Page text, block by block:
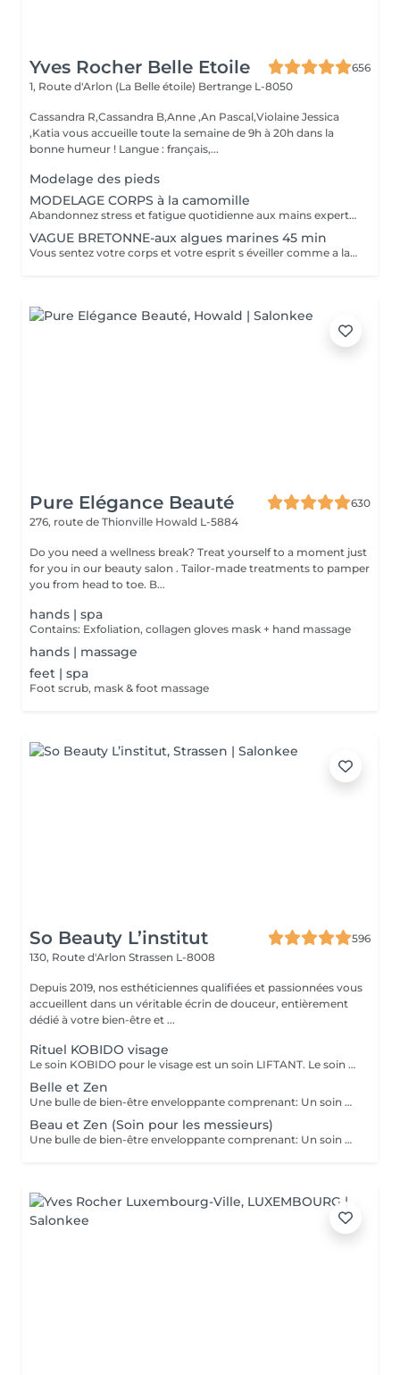
Yves Rocher Belle Etoile
656
1, Route d'Arlon (La Belle étoile) Bertrange L-8050
Cassandra R,Cassandra B,Anne ,An Pascal,Violaine Jessica
,Katia vous accueille toute la semaine de 9h à 20h dans la
bonne humeur ! Langue : français,...
Modelage des pieds
MODELAGE CORPS à la camomille
Abandonnez stress et fatigue quotidienne aux mains expertes de notre estheticienne. Sa gestuelle manuelle libere instantanement chacun de vos points de tension depuis les pieds jusqu à la nuque Le doux parfum fleuri de la camomille enveloppe votre corps et apaise vos sens et votre esprit. lacher prise dans un incroyable moment de detente . Vous etes apaisée et detendue.
VAGUE BRETONNE-aux algues marines 45 min
Vous sentez votre corps et votre esprit s éveiller comme a la suite d un bain dans l OCEAN. Vous vous tonicité et leur confort. sentez légère et revitalisée. Vos jambes retrouvent leur tonicité et leur confort
Pure Elégance Beauté
630
276, route de Thionville Howald L-5884
Do you need a wellness break? Treat yourself to a moment just
for you in our beauty salon . Tailor-made treatments to pamper
you from head to toe. B...
hands | spa
Contains: Exfoliation, collagen gloves mask + hand massage
hands | massage
feet | spa
Foot scrub, mask & foot massage
So Beauty L’institut
596
130, Route d'Arlon Strassen L-8008
Depuis 2019, nos esthéticiennes qualifiées et passionnées vous
accueillent dans un véritable écrin de douceur, entièrement
dédié à votre bien-être et ...
Rituel KOBIDO visage
Le soin KOBIDO pour le visage est un soin LIFTANT. Le soin dure 1h15, et vous permettra de lifter complètement votre visage. Il est idéal de venir démaquillé pour commencer ce rituel. La praticienne commencera par un enchaînement de serviettes chaudes, puis viendra stimuler les cellules avec un instrument le RIDOKI. Suivi d'un massage doux avec des techniques de massage spécifiques au Kobido. Puis elle effectura des points de pressions sur les méridiens, pour terminer avec un passage au ROULEAU DE JADE. Laissez-vous porter par ce rituel anti-âge d'exeption à la fois relaxant et liftant.
Belle et Zen
Une bulle de bien-être enveloppante comprenant: Un soin du visage nettoyant et hydratant d'une durée de 60 minutes. (Démaquillage, gommage, extraction des comédons, massage visage, masque et crème de soin) Une manucure ( Limage, la pousse et coupe des cuticules, gommage et massage avec crème de soin. Base transparente comprise si souhaitée) Un massage relaxant des pieds ou des mains d'une durée de 20 minutes
Beau et Zen (Soin pour les messieurs)
Une bulle de bien-être enveloppante comprenant: Un soin visage éclat d'une durée de 50 minutes adapté à votre type de peau (Nettoyage, gommage, extraction des comédons, massage visage, masque et crème de soin) Un massage relaxant du dos d'une durée de 20 minutes. Une manucure ( Limage, la pousse et coupe des cuticules, gommage et massage avec crème de soin)